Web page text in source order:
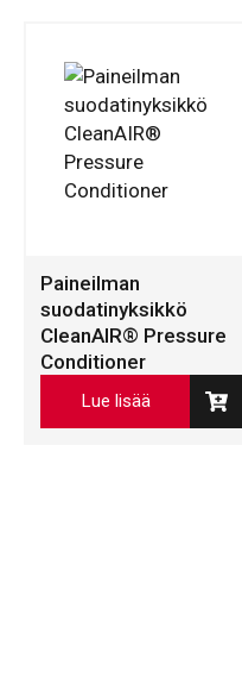
Paineilman
suodatinyksikkö
CleanAIR® Pressure
Conditioner
Lue lisää